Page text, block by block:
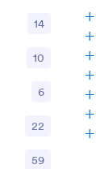
+
+
+
+
+
+
+
14
10
6
22
59